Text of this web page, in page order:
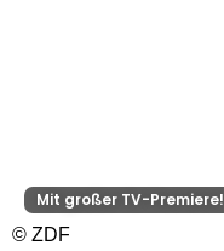
Mit großer TV-Premiere!
© ZDF